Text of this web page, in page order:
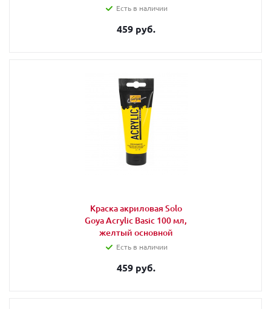
Есть в наличии
459 руб.
Краска акриловая Solo
Goya Acrylic Basic 100 мл,
желтый основной
Есть в наличии
459 руб.